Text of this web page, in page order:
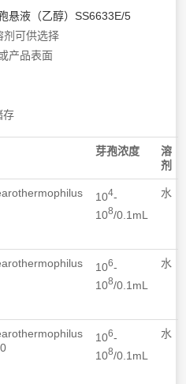
悬液（乙醇）SS6633E/5
剂可供选择
产品表面
存
芽孢浓度
溶
剂
104-
108/0.1mL
水
106-
108/0.1mL
水
106-
108/0.1mL
水